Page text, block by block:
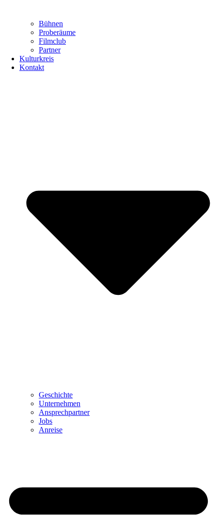
Bühnen
Proberäume
Filmclub
Partner
Kulturkreis
Kontakt
Geschichte
Unternehmen
Ansprechpartner
Jobs
Anreise